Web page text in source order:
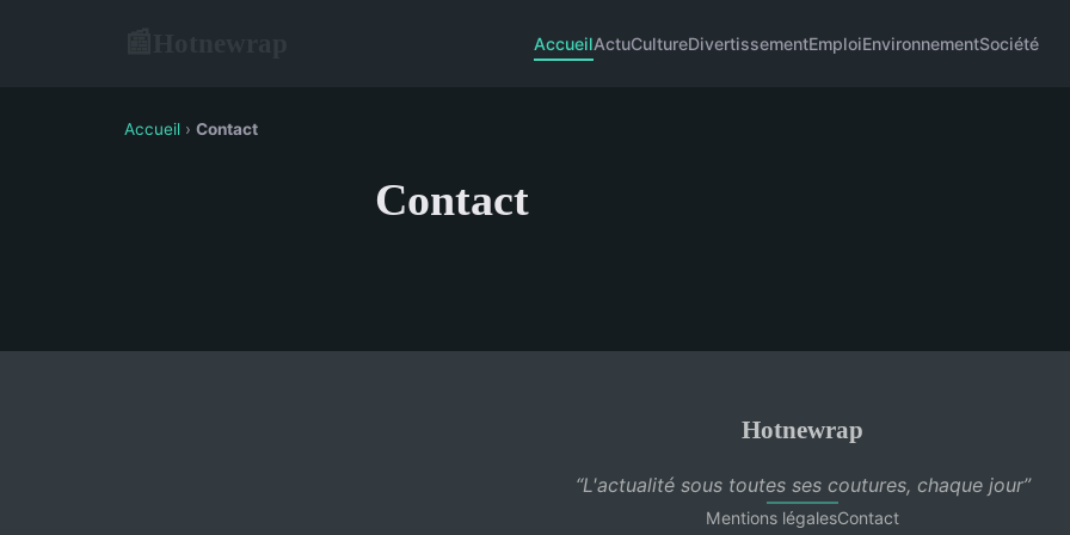
AccueilActuCultureDivertissementEmploiEnvironnementSociété
Accueil › Contact
Contact
Hotnewrap
“L'actualité sous toutes ses coutures, chaque jour”
Mentions légalesContact